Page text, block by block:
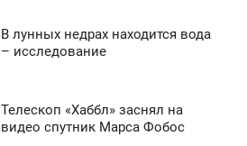
В лунных недрах находится вода
– исследование
Телескоп «Хаббл» заснял на
видео спутник Марса Фобос